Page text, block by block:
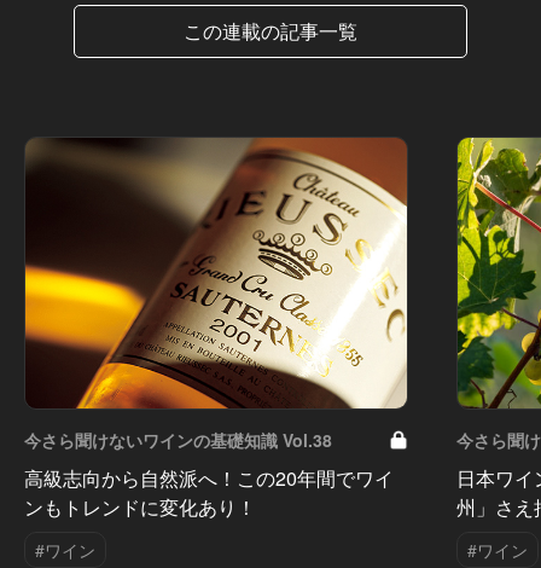
この連載の記事一覧
今さら聞けないワインの基礎知識 Vol.38
高級志向から自然派へ！この20年間でワイ
ンもトレンドに変化あり！
#ワイン
今さら聞
日本ワ
州」さえ
#ワイン